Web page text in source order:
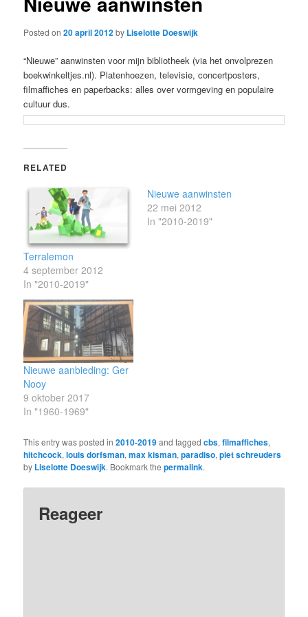
Posted on20 april 2012by Liselotte Doeswijk
“Nieuwe” aanwinsten voor mijn bibliotheek (via het onvolprezen
boekwinkeltjes.nl). Platenhoezen, televisie, concertposters,
filmaffiches en paperbacks: alles over vormgeving en populaire
cultuur dus.
RELATED
Terralemon
4 september 2012
In "2010-2019"
Nieuwe aanwinsten
22 mei 2012
In "2010-2019"
Nieuwe aanbieding: Ger
Nooy
9 oktober 2017
In "1960-1969"
This entry was posted in2010-2019and taggedcbs,filmaffiches,
hitchcock,louis dorfsman,max kisman,paradiso,piet schreuders
by Liselotte Doeswijk. Bookmark thepermalink.
Reageer